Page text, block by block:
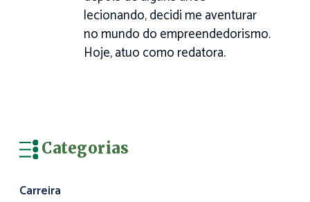
lecionando, decidi me aventurar
no mundo do empreendedorismo.
Hoje, atuo como redatora.
Categorias
Carreira